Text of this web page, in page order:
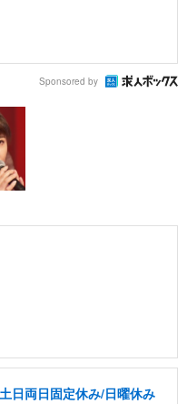
Sponsored by
日両日固定休み/日曜休み